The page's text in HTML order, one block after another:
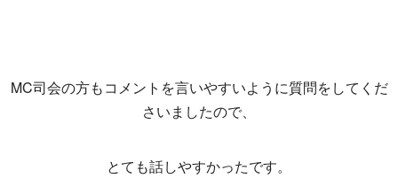
MC司会の方もコメントを言いやすいように質問をしてくだ
さいましたので、
とても話しやすかったです。